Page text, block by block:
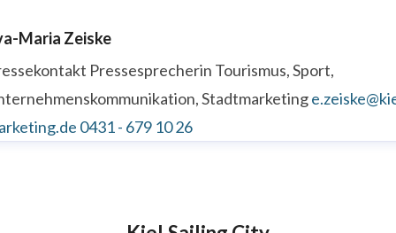
Maria Zeiske
Pressesprecherin Tourismus, Sport,
Stadtmarketing
0431 - 679 10 26